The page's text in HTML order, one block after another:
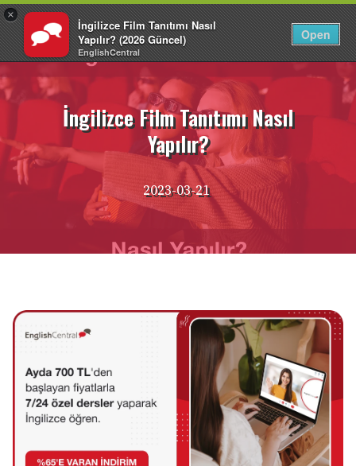
×
İngilizce Film Tanıtımı Nasıl
Yapılır? (2026 Güncel)
EnglishCentral
Open
Giriş Yap TR
İçeriğe
atla
İngilizce Film Tanıtımı Nasıl
Yapılır?
2023-03-21